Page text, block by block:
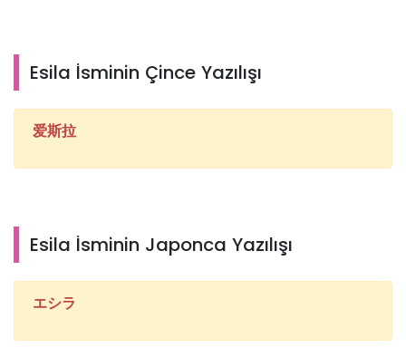
Esila İsminin Çince Yazılışı
爱斯拉
Esila İsminin Japonca Yazılışı
エシラ